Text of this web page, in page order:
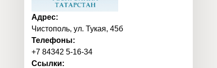
Адрес:
Чистополь, ул. Тукая, 45б
Телефоны:
+7 84342 5-16-34
Ссылки: